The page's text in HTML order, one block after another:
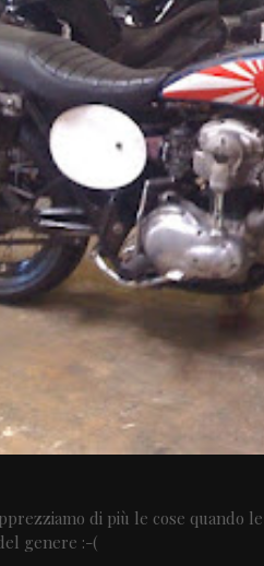
di più le cose quando
genere :-(